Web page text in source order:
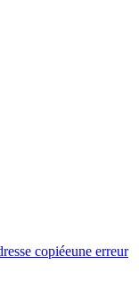
copiéeune erreur